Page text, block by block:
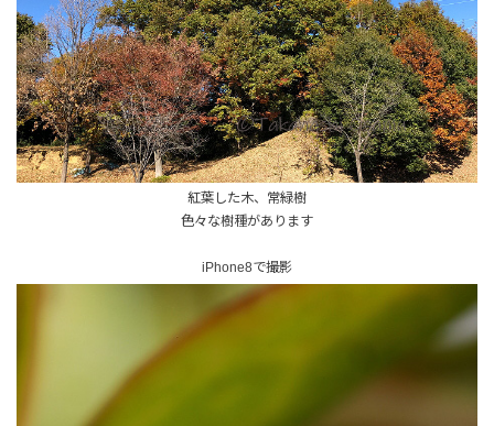
紅葉した木、常緑樹
色々な樹種があります
iPhone8で撮影